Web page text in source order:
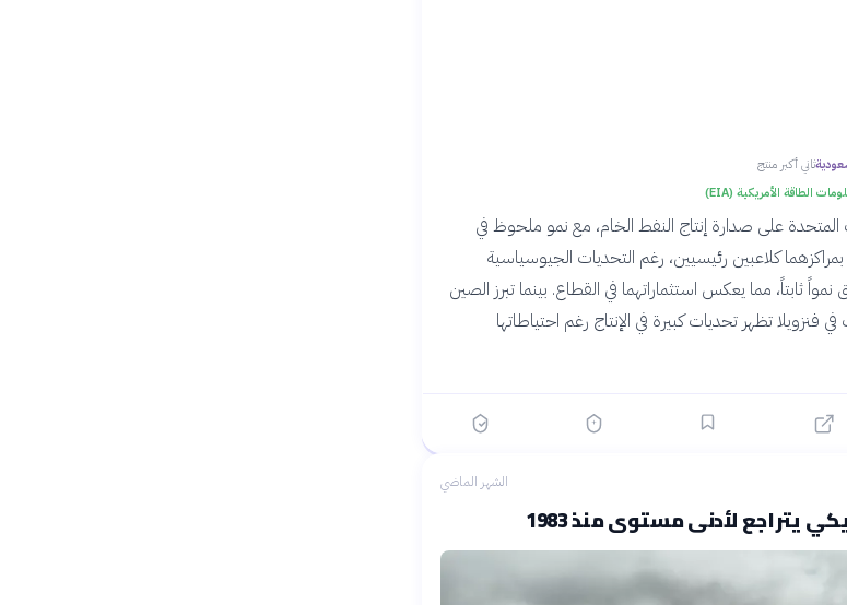
ثاني أكبر منتج
المتحدة على صدارة إنتاج النفط الخام، مع نمو ملحوظ في
كلاعبين رئيسيين، رغم التحديات الجيوسياسية
ثابتاً، مما يعكس استثماراتهما في القطاع. بينما تبرز الصين
فنزويلا تظهر تحديات كبيرة في الإنتاج رغم احتياطاتها
الشهر الماضي
يتراجع لأدنى مستوى منذ 1983